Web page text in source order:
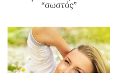
“σωστός”